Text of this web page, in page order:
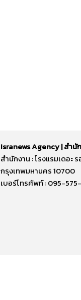
Isranews Agency | สำนั
สำนักงาน : โรงแรมเดอ
กรุงเทพมหานคร 10700
เบอร์โทรศัพท์ : 095-